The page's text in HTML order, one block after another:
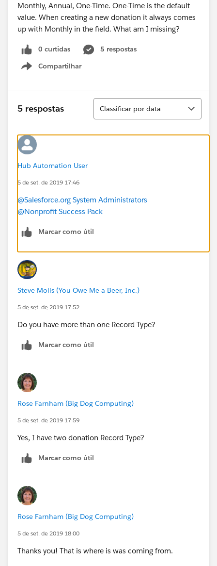
Monthly, Annual, One-Time. One-Time is the default
value. When creating a new donation it always comes
up with Monthly in the field. What am I missing?
0 curtidas
5 respostas
Compartilhar
Show menu
5 respostas
Classificar
Classificar por data
Hub Automation User
5 de set. de 2019 17:46
@Salesforce.org System Administrators
@Nonprofit Success Pack
Marcar como útil
Steve Molis (You Owe Me a Beer, Inc.)
5 de set. de 2019 17:52
Do you have more than one Record Type?
Marcar como útil
Rose Farnham (Big Dog Computing)
5 de set. de 2019 17:59
Yes, I have two donation Record Type?
Marcar como útil
Rose Farnham (Big Dog Computing)
5 de set. de 2019 18:00
Thanks you! That is where is was coming from.